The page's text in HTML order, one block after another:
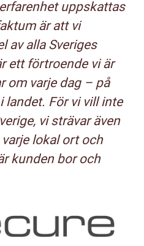
uppskattas
är att vi
av alla Sveriges
ett förtroende vi är
om varje dag – på
landet. För vi vill inte
vi strävar även
lokal ort och
kunden bor och